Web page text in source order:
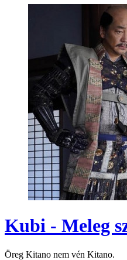
Kubi - Meleg
Öreg Kitano nem vén Kitano.